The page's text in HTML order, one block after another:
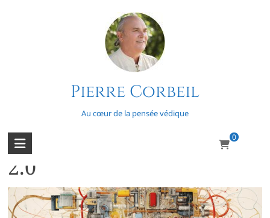
Pierre Corbeil
Au cœur de la pensée védique
0
Thompson (Richard L.)
La méthode scientifique
2.0